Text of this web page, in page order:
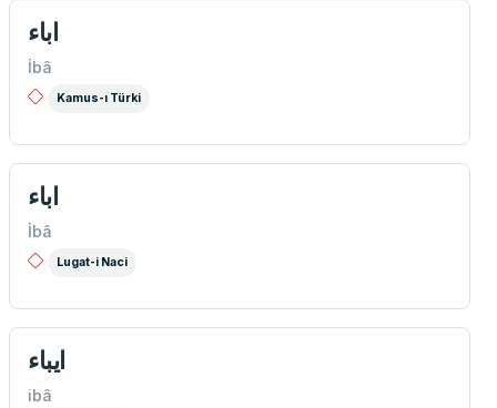
اباء
İbâ
Kamus-ı Türki
اباء
İbâ
Lugat-i Naci
ايباء
ibâ